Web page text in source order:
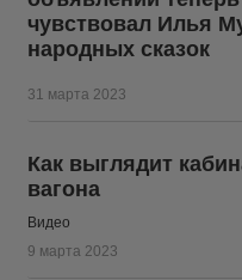
чувствовал Илья
народных сказок
31 марта 2023
Как выглядит
вагона
Видео
9 марта 2023